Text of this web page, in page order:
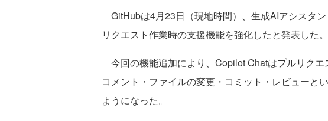
GitHubは4月23日（現地時間）、生成AIアシスタ
リクエスト作業時の支援機能を強化したと発表した。
今回の機能追加により、Copilot Chatはプルリクエ
コメント・ファイルの変更・コミット・レビューと
ようになった。